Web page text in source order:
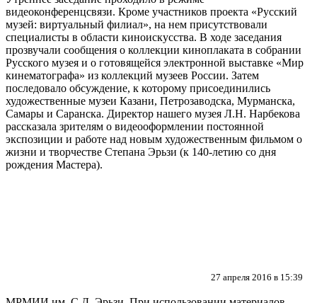
видеоконференцсвязи. Кроме участников проекта «Русский
музей: виртуальный филиал», на нем присутствовали
специалисты в области киноискусства. В ходе заседания
прозвучали сообщения о коллекции киноплаката в собрании
Русского музея и о готовящейся электронной выставке «Мир
кинематографа» из коллекций музеев России. Затем
последовало обсуждение, к которому присоединились
художественные музеи Казани, Петрозаводска, Мурманска,
Самары и Саранска. Директор нашего музея Л.Н. Нарбекова
рассказала зрителям о видеооформлении постоянной
экспозиции и работе над новым художественным фильмом о
жизни и творчестве Степана Эрьзи (к 140-летию со дня
рождения Мастера).
27 апреля 2016 в 15:39